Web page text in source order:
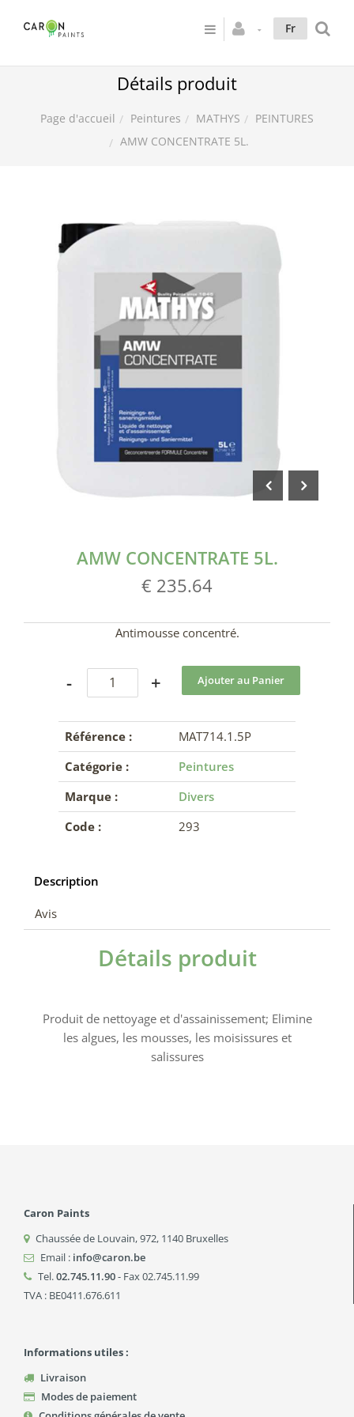
Fr
Détails produit
Page d'accueil Peintures MATHYS
PEINTURES
AMW CONCENTRATE 5L.
AMW CONCENTRATE 5L.
€ 235.64
Antimousse concentré.
- +
Référence :
MAT714.1.5P
Catégorie :
Peintures
Marque :
Divers
Code :
293
Description
Avis
Détails produit
Produit de nettoyage et d'assainissement; Elimine
les algues, les mousses, les moisissures et
salissures
Caron Paints
Chaussée de Louvain, 972, 1140 Bruxelles
Email : info@caron.be
Tel.02.745.11.90- Fax 02.745.11.99
TVA : BE0411.676.611
Informations utiles :
Livraison
Modes de paiement